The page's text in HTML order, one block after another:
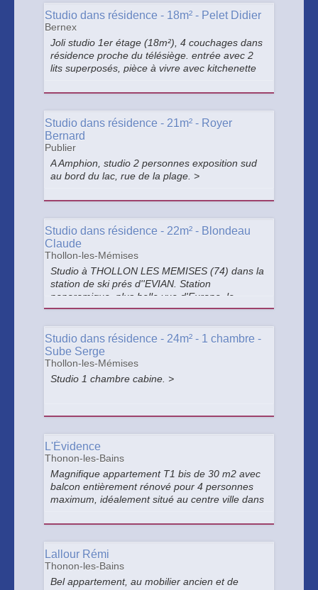
Studio dans résidence - 18m² - Pelet Didier
Bernex
Joli studio 1er étage (18m²), 4 couchages dans
résidence proche du télésiège. entrée avec 2
lits superposés, pièce à vivre avec kitchenette
Dent d'Oche. >
Studio dans résidence - 21m² - Royer
Bernard
Publier
A Amphion, studio 2 personnes exposition sud
au bord du lac, rue de la plage. >
Studio dans résidence - 22m² - Blondeau
Claude
Thollon-les-Mémises
Studio à THOLLON LES MEMISES (74) dans la
station de ski prés d''EVIAN. Station
panoramique, plus belle vue d'Europe, le
balcon du Léman. 10 km d'Evian. >
Studio dans résidence - 24m² - 1 chambre -
Sube Serge
Thollon-les-Mémises
Studio 1 chambre cabine. >
L'Évidence
Thonon-les-Bains
Magnifique appartement T1 bis de 30 m2 avec
balcon entièrement rénové pour 4 personnes
maximum, idéalement situé au centre ville dans
à pied du lac Léman, 5 min à pied de la gare
Lallour Rémi
Thonon-les-Bains
Bel appartement, au mobilier ancien et de